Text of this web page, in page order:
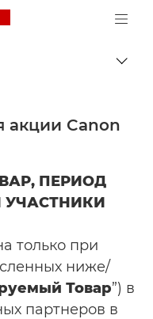
Canon Logo, back to
акции Canon
ПЕРИОД
УЧАСТНИКИ
только при
ниже/
Товар”) в
партнеров в